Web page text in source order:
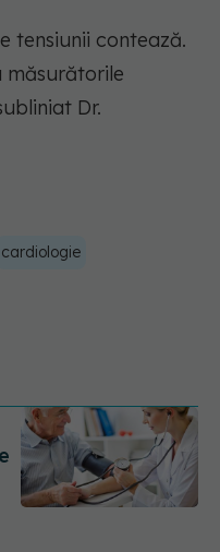
tensiunii contează.
măsurătorile
Dr.
cardiologie